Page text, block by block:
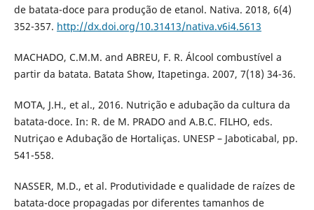
de batata-doce para produção de etanol. Nativa. 2018, 6(4)
352-357. http://dx.doi.org/10.31413/nativa.v6i4.5613
MACHADO, C.M.M. and ABREU, F. R. Álcool combustível a
partir da batata. Batata Show, Itapetinga. 2007, 7(18) 34-36.
MOTA, J.H., et al., 2016. Nutrição e adubação da cultura da
batata-doce. In: R. de M. PRADO and A.B.C. FILHO, eds.
Nutriçao e Adubação de Hortaliças. UNESP – Jaboticabal, pp.
541-558.
NASSER, M.D., et al. Produtividade e qualidade de raízes de
batata-doce propagadas por diferentes tamanhos de